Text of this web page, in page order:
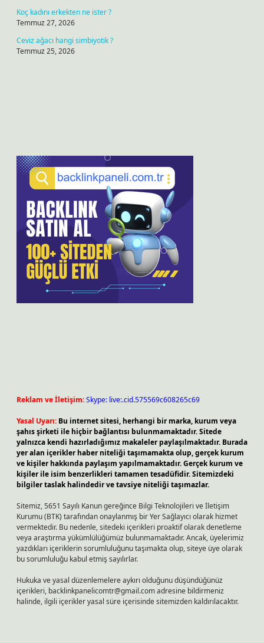
Koç kadını erkekten ne ister ?
Temmuz 27, 2026
Ceviz ağacı hangi simbiyotik ?
Temmuz 25, 2026
Reklam ve İletişim:Skype: live:.cid.575569c608265c69
Yasal Uyarı: Bu internet sitesi, herhangi bir marka, kurum veya
şahıs şirketi ile hiçbir bağlantısı bulunmamaktadır. Sitede
yalnızca kendi hazırladığımız makaleler paylaşılmaktadır. Burada
yer alan içerikler haber niteliği taşımamakta olup, gerçek kurum
ve kişiler hakkında paylaşım yapılmamaktadır. Gerçek kurum ve
kişiler ile isim benzerlikleri tamamen tesadüfidir. Sitemizdeki
bilgiler taslak halindedir ve tavsiye niteliği taşımazlar.
Sitemiz, 5651 Sayılı Kanun gereğince Bilgi Teknolojileri ve İletişim
Kurumu (BTK) tarafından onaylanmış bir Yer Sağlayıcı olarak hizmet
vermektedir. Bu nedenle, sitedeki içerikleri proaktif olarak denetleme
veya araştırma yükümlülüğümüz bulunmamaktadır. Ancak, üyelerimiz
yazdıkları içeriklerin sorumluluğunu taşımakta olup, siteye üye olarak
bu sorumluluğu kabul etmiş sayılırlar.
Hukuka ve yasal düzenlemelere aykırı olduğunu düşündüğünüz
içerikleri, backlinkpanelicomtr@gmail.comadresine bildirmeniz
halinde, ilgili içerikler yasal süre içerisinde sitemizden kaldırılacaktır.